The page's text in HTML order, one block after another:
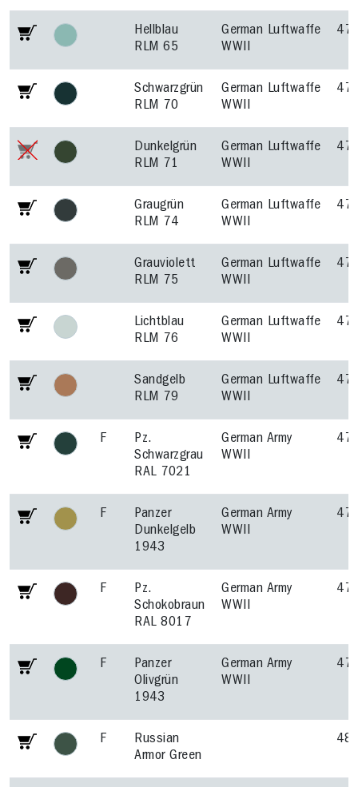
Hellblau
RLM 65
German Luftwaffe
WWII
Schwarzgrün
RLM 70
German Luftwaffe
WWII
Dunkelgrün
RLM 71
German Luftwaffe
WWII
Graugrün
RLM 74
German Luftwaffe
WWII
Grauviolett
RLM 75
German Luftwaffe
WWII
Lichtblau
RLM 76
German Luftwaffe
WWII
Sandgelb
RLM 79
German Luftwaffe
WWII
F
Pz.
Schwarzgrau
RAL 7021
German Army
WWII
F
Panzer
Dunkelgelb
1943
German Army
WWII
F
Pz.
Schokobraun
RAL 8017
German Army
WWII
F
Panzer
Olivgrün
1943
German Army
WWII
F
Russian
Armor Green